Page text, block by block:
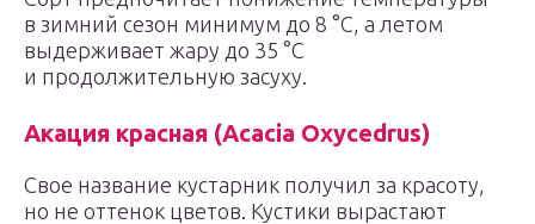
в зимний сезон минимум до 8 °С, а летом
выдерживает жару до 35 °С
и продолжительную засуху.
Акация красная (Acacia Oxycedrus)
Свое название кустарник получил за красоту,
но не оттенок цветов. Кустики вырастают